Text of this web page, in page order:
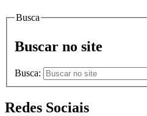
Busca
Buscar no site
Busca:
Redes Sociais